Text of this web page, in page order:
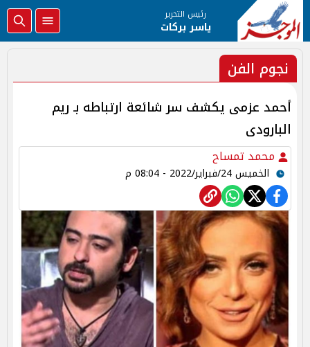
رئيس التحرير
ياسر بركات
نجوم الفن
أحمد عزمى يكشف سر شائعة ارتباطه بـ ريم
البارودى
محمد تمساح
الخميس 24/فبراير/2022 - 08:04 م